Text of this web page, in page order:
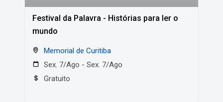
Festival da Palavra - Histórias para ler o
mundo
Memorial de Curitiba
Sex. 7/Ago - Sex. 7/Ago
Gratuito